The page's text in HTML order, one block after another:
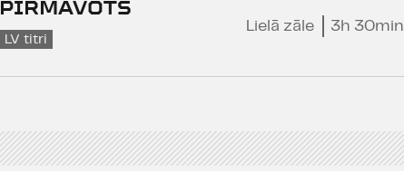
PIRMAVOTS
LV titri
Lielā zāle 3h 30min